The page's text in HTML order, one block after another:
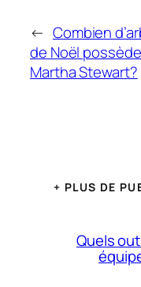
← Combien
de Noël possède
Martha Stewart?
+ PLUS DE
Quels